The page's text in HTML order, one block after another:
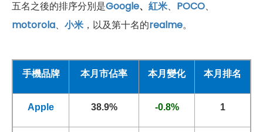
五名之後的排序分別是Google、 紅米、 POCO、
motorola、 小米 ，以及第十名的realme。
手機品牌 本月市佔率 本月變化 本月排名
Apple 38.9% -0.8% 1